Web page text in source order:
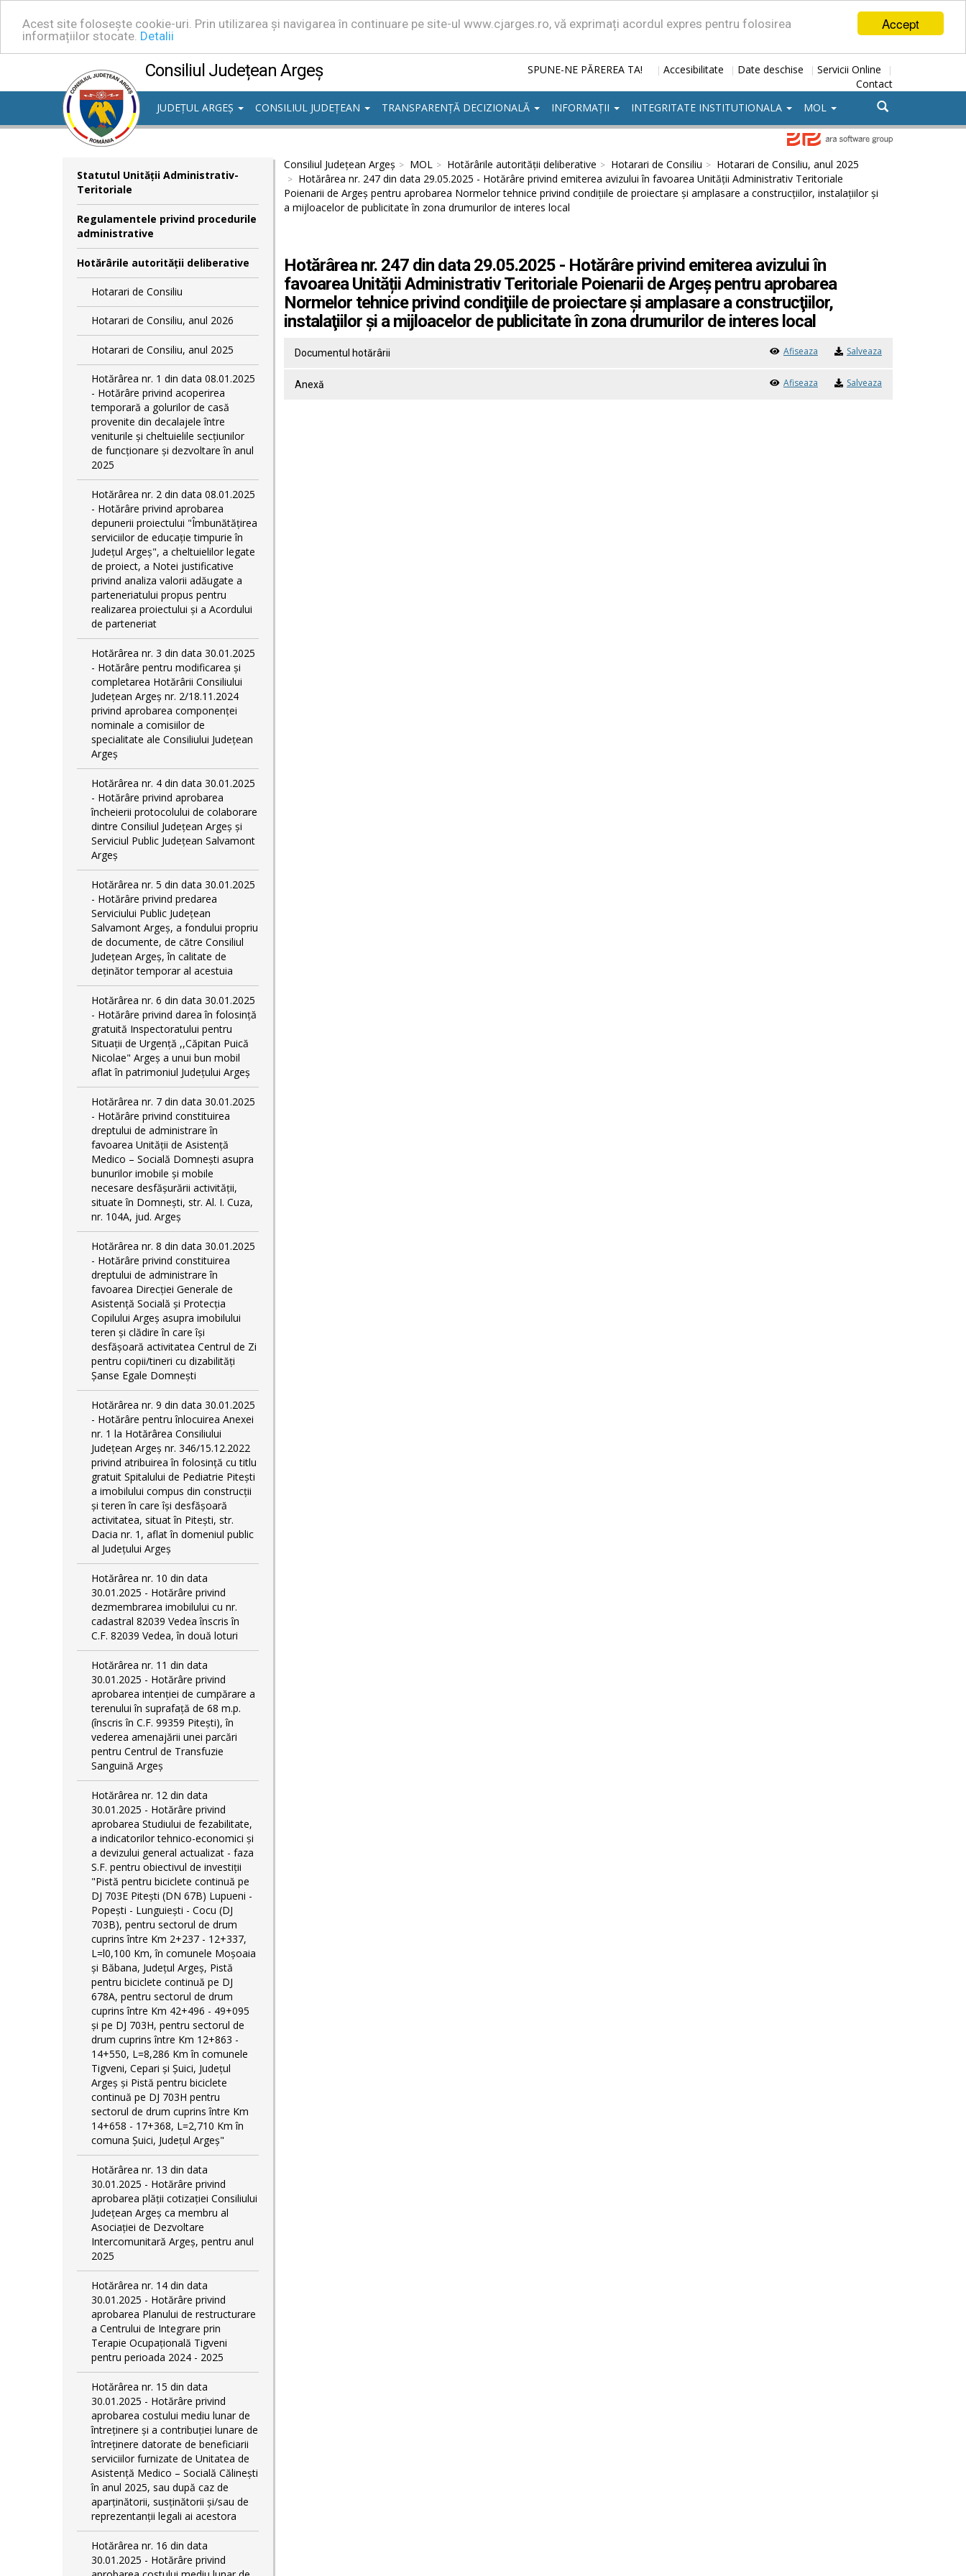
Accept
Acest site folosește cookie-uri. Prin utilizarea și navigarea în continuare pe site-ul www.cjarges.ro, vă exprimați acordul expres pentru folosirea
informațiilor stocate. Detalii
Consiliul Județean Argeș SPUNE-NE PĂREREA TA! | Accesibilitate | Date deschise | Servicii Online |
Contact
JUDEȚUL ARGEȘ
CONSILIUL JUDEȚEAN TRANSPARENȚĂ DECIZIONALĂ INFORMAȚII INTEGRITATE INSTITUTIONALA MOL
Statutul Unităţii Administrativ-
Teritoriale
Regulamentele privind procedurile
administrative
Hotărârile autorităţii deliberative
Hotarari de Consiliu
Hotarari de Consiliu, anul 2026
Hotarari de Consiliu, anul 2025
Hotărârea nr. 1 din data 08.01.2025
- Hotărâre privind acoperirea
temporară a golurilor de casă
provenite din decalajele între
veniturile și cheltuielile secțiunilor
de funcționare și dezvoltare în anul
2025
Hotărârea nr. 2 din data 08.01.2025
- Hotărâre privind aprobarea
depunerii proiectului "Îmbunătățirea
serviciilor de educație timpurie în
Județul Argeș", a cheltuielilor legate
de proiect, a Notei justificative
privind analiza valorii adăugate a
parteneriatului propus pentru
realizarea proiectului și a Acordului
de parteneriat
Hotărârea nr. 3 din data 30.01.2025
- Hotărâre pentru modificarea și
completarea Hotărârii Consiliului
Județean Argeș nr. 2/18.11.2024
privind aprobarea componenței
nominale a comisiilor de
specialitate ale Consiliului Județean
Argeș
Hotărârea nr. 4 din data 30.01.2025
- Hotărâre privind aprobarea
încheierii protocolului de colaborare
dintre Consiliul Județean Argeș și
Serviciul Public Județean Salvamont
Argeș
Hotărârea nr. 5 din data 30.01.2025
- Hotărâre privind predarea
Serviciului Public Județean
Salvamont Argeș, a fondului propriu
de documente, de către Consiliul
Județean Argeș, în calitate de
deținător temporar al acestuia
Hotărârea nr. 6 din data 30.01.2025
- Hotărâre privind darea în folosință
gratuită Inspectoratului pentru
Situații de Urgență ,,Căpitan Puică
Nicolae" Argeș a unui bun mobil
aflat în patrimoniul Județului Argeș
Hotărârea nr. 7 din data 30.01.2025
- Hotărâre privind constituirea
dreptului de administrare în
favoarea Unității de Asistență
Medico – Socială Domnești asupra
bunurilor imobile și mobile
necesare desfășurării activității,
situate în Domnești, str. Al. I. Cuza,
nr. 104A, jud. Argeș
Hotărârea nr. 8 din data 30.01.2025
- Hotărâre privind constituirea
dreptului de administrare în
favoarea Direcției Generale de
Asistență Socială și Protecția
Copilului Argeș asupra imobilului
teren și clădire în care își
desfășoară activitatea Centrul de Zi
pentru copii/tineri cu dizabilități
Șanse Egale Domnești
Hotărârea nr. 9 din data 30.01.2025
- Hotărâre pentru înlocuirea Anexei
nr. 1 la Hotărârea Consiliului
Județean Argeș nr. 346/15.12.2022
privind atribuirea în folosință cu titlu
gratuit Spitalului de Pediatrie Pitești
a imobilului compus din construcții
și teren în care își desfășoară
activitatea, situat în Pitești, str.
Dacia nr. 1, aflat în domeniul public
al Județului Argeș
Hotărârea nr. 10 din data
30.01.2025 - Hotărâre privind
dezmembrarea imobilului cu nr.
cadastral 82039 Vedea înscris în
C.F. 82039 Vedea, în două loturi
Hotărârea nr. 11 din data
30.01.2025 - Hotărâre privind
aprobarea intenției de cumpărare a
terenului în suprafață de 68 m.p.
(înscris în C.F. 99359 Pitești), în
vederea amenajării unei parcări
pentru Centrul de Transfuzie
Sanguină Argeș
Hotărârea nr. 12 din data
30.01.2025 - Hotărâre privind
aprobarea Studiului de fezabilitate,
a indicatorilor tehnico-economici și
a devizului general actualizat - faza
S.F. pentru obiectivul de investiţii
"Pistă pentru biciclete continuă pe
DJ 703E Piteşti (DN 67B) Lupueni -
Popeşti - Lunguieşti - Cocu (DJ
703B), pentru sectorul de drum
cuprins între Km 2+237 - 12+337,
L=l0,100 Km, în comunele Moşoaia
şi Băbana, Judeţul Argeş, Pistă
pentru biciclete continuă pe DJ
678A, pentru sectorul de drum
cuprins între Km 42+496 - 49+095
și pe DJ 703H, pentru sectorul de
drum cuprins între Km 12+863 -
14+550, L=8,286 Km în comunele
Tigveni, Cepari și Șuici, Judeţul
Argeş și Pistă pentru biciclete
continuă pe DJ 703H pentru
sectorul de drum cuprins între Km
14+658 - 17+368, L=2,710 Km în
comuna Șuici, Județul Argeş"
Hotărârea nr. 13 din data
30.01.2025 - Hotărâre privind
aprobarea plății cotizației Consiliului
Județean Argeș ca membru al
Asociației de Dezvoltare
Intercomunitară Argeș, pentru anul
2025
Hotărârea nr. 14 din data
30.01.2025 - Hotărâre privind
aprobarea Planului de restructurare
a Centrului de Integrare prin
Terapie Ocupațională Tigveni
pentru perioada 2024 - 2025
Hotărârea nr. 15 din data
30.01.2025 - Hotărâre privind
aprobarea costului mediu lunar de
întreținere și a contribuției lunare de
întreținere datorate de beneficiarii
serviciilor furnizate de Unitatea de
Asistență Medico – Socială Călineşti
în anul 2025, sau după caz de
aparținătorii, susținătorii și/sau de
reprezentanții legali ai acestora
Hotărârea nr. 16 din data
30.01.2025 - Hotărâre privind
Consiliul Județean Argeș MOL Hotărârile autorităţii deliberative Hotarari de Consiliu
Hotarari de Consiliu, anul 2025
Hotărârea nr. 247 din data 29.05.2025 - Hotărâre privind emiterea avizului în favoarea Unității Administrativ Teritoriale
Poienarii de Argeș pentru aprobarea Normelor tehnice privind condiţiile de proiectare şi amplasare a construcţiilor, instalaţiilor şi
a mijloacelor de publicitate în zona drumurilor de interes local
Hotărârea nr. 247 din data 29.05.2025 - Hotărâre privind emiterea avizului în
favoarea Unității Administrativ Teritoriale Poienarii de Argeș pentru aprobarea
Normelor tehnice privind condiţiile de proiectare şi amplasare a construcţiilor,
instalaţiilor şi a mijloacelor de publicitate în zona drumurilor de interes local
Documentul hotărârii Afiseaza Salveaza
Anexă Afiseaza Salveaza